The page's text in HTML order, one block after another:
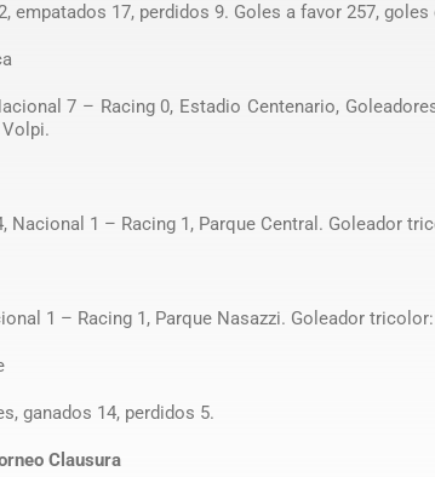
empatados 17, perdidos 9. Goles a favor 257, goles
7 – Racing 0, Estadio Centenario,
Nacional 1 – Racing 1, Parque Central. Goleador
1 – Racing 1, Parque Nasazzi. Goleador
ganados 14, perdidos 5.
Clausura